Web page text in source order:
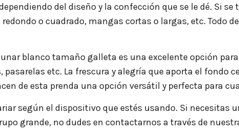
del diseño y la confección que se le dé. Si
o cuadrado, mangas cortas o largas, etc. Todo
blanco tamaño galleta es una excelente opción
etc. La frescura y alegría que aporta el fondo
de esta prenda una opción versátil y perfecta para
según el dispositivo que estés usando. Si necesitas
grande, no dudes en contactarnos a través de